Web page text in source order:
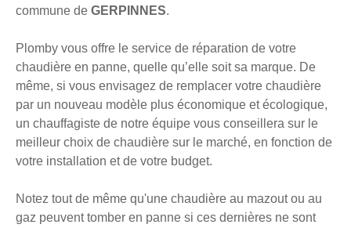
commune de GERPINNES.
Plomby vous offre le service de réparation de votre
chaudière en panne, quelle qu’elle soit sa marque. De
même, si vous envisagez de remplacer votre chaudière
par un nouveau modèle plus économique et écologique,
un chauffagiste de notre équipe vous conseillera sur le
meilleur choix de chaudière sur le marché, en fonction de
votre installation et de votre budget.
Notez tout de même qu'une chaudière au mazout ou au
gaz peuvent tomber en panne si ces dernières ne sont